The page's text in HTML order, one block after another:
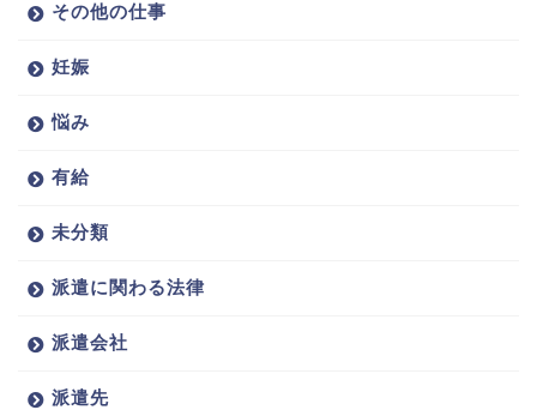
その他の仕事
妊娠
悩み
有給
未分類
派遣に関わる法律
派遣会社
派遣先